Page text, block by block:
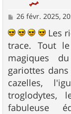
M
s
a
g
e
26 févr. 2025,
Les
trace. Tout
magiques
gariottes
cazelles,
troglodytes,
fabuleuse